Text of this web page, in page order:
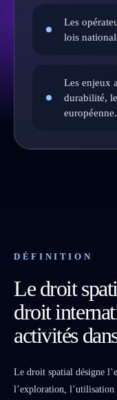
Les
lois
Les enjeux
durabilité,
européenne.
DÉFINITION
Le droit
droit
activités
Le droit spatial désigne
l’exploration, l’utilisation